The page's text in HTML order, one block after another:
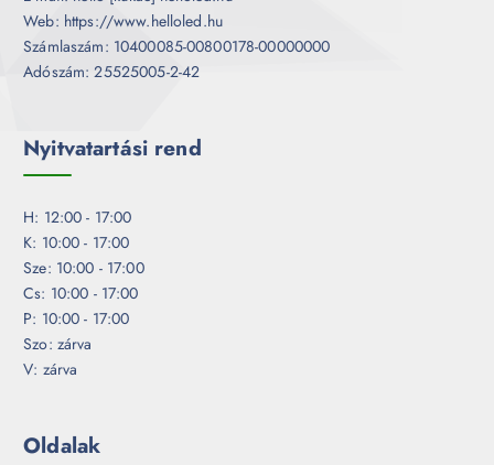
Web: https://www.helloled.hu
Számlaszám: 10400085-00800178-00000000
Adószám: 25525005-2-42
Nyitvatartási rend
H: 12:00 - 17:00
K: 10:00 - 17:00
Sze: 10:00 - 17:00
Cs: 10:00 - 17:00
P: 10:00 - 17:00
Szo: zárva
V: zárva
Oldalak